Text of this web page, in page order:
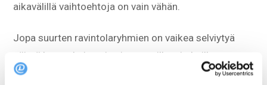
aikavälillä vaihtoehtoja on vain vähän.
Jopa suurten ravintolaryhmien on vaikea selviytyä
näistä korotuksista, ja pienemmille yrityksille
kustannusten nousu voi merkitä ruokalistamuutoksia,